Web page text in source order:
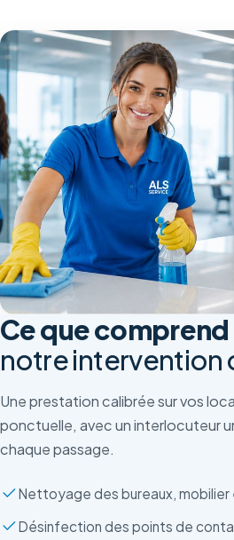
Ce que comprend
notre intervention
Une prestation calibrée sur vos
ponctuelle, avec un interlocuteur
chaque passage.
Nettoyage des bureaux,
Désinfection des points de